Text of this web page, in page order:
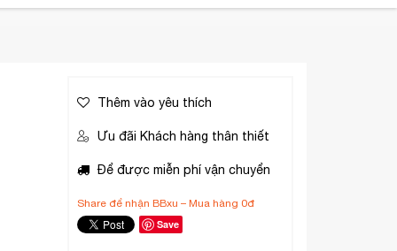
Thêm vào yêu thích
Ưu đãi Khách hàng thân thiết
Để được miễn phí vận chuyển
Share để nhận BBxu – Mua hàng 0đ
Save